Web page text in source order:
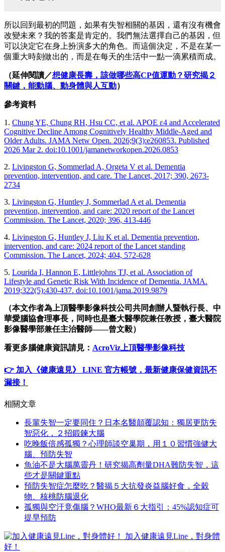
所以回到最初的問題，如果有失智相關的基因，還有沒有機會
改變未來？我的答案是肯定的。我們無法選擇自己的基因，但
可以決定它在身上扮演多大的角色。而這個決定，不是在某一
個重大時刻做出的，而是在每天的生活中一點一滴累積而成。
（延伸閱讀／想健康長壽，該做哪些高CP值運動？研究揭２
關鍵，能動腦、動身體與人互動）
參考資料
1. Chung YE, Chung RH, Hsu CC, et al. APOE ε4 and Accelerated
Cognitive Decline Among Cognitively Healthy Middle-Aged and
Older Adults. JAMA Netw Open. 2026;9(3):e260853. Published
2026 Mar 2. doi:10.1001/jamanetworkopen.2026.0853
2. Livingston G, Sommerlad A, Orgeta V et al. Dementia
prevention, intervention, and care. The Lancet, 2017; 390, 2673-
2734
3. Livingston G, Huntley J, Sommerlad A et al. Dementia
prevention, intervention, and care: 2020 report of the Lancet
Commission. The Lancet, 2020; 396, 413-446
4. Livingston G, Huntley J, Liu K et al. Dementia prevention,
intervention, and care: 2024 report of the Lancet standing
Commission. The Lancet, 2024; 404, 572-628
5. Lourida I, Hannon E, Littlejohns TJ, et al. Association of
Lifestyle and Genetic Risk With Incidence of Dementia. JAMA.
2019;322(5):430-437. doi:10.1001/jama.2019.9879
（本文作者為上頂醫學影像科技公司共同創辦人暨執行長、中
華愛腦協會理事長，同時也是臺大醫學院兼任教授，臺大醫院
影像醫學部兼任主治醫師——曾文毅）
看更多腦健康資訊請見 ： AcroViz上頂醫學影像科技
👉 加入《健康遠見》 LINE 官方帳號，最新健康保健資訊不
漏接！
相關文章
長輩失智一定要同住？日本名醫顛覆認知：獨居更防失
智惡化，２招鍛鍊大腦
吃晚飯倍感孤獨？心理師談空巢期，用１０習慣強健大
腦、預防失智
魚油不是大腦萬靈丹！研究揭高劑量DHA難防失智，這
些才是關鍵重點
預防失智症怎麼吃？醫揭５大抗發炎益腦好食，全穀
物、核桃防腦退化
孤獨與空汙竟傷腦？WHO最新６大指引：45%認知症可
提早預防
加入健康遠見Line，對身體
好！